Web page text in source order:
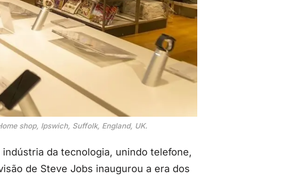
shop, Ipswich, Suffolk, England, UK.
da tecnologia, unindo telefone,
de Steve Jobs inaugurou a era dos